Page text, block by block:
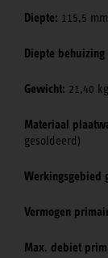
Diepte: 115,5 mm
Diepte
Gewicht: 21,40 kg
Materiaal
gesoldeerd)
Werkingsgebied
Vermogen
Max. debiet